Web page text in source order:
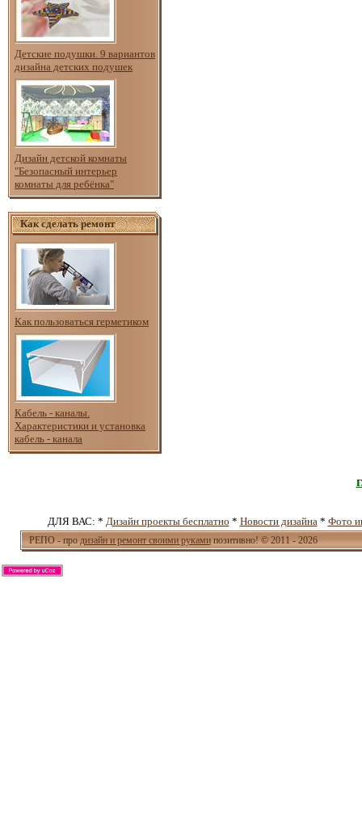
Детские подушки. 9 вариантов
дизайна детских подушек
Дизайн детской комнаты
"Безопасный интерьер
комнаты для ребёнка"
Как сделать ремонт
Как пользоваться герметиком
Кабель - каналы.
Характеристики и установка
кабель - канала
ДЛЯ ВАС: * Дизайн проекты бесплатно * Новости дизайна * Фото
РЕПО - про дизайн и ремонт своими рукамипозитивно! © 2011 - 2026